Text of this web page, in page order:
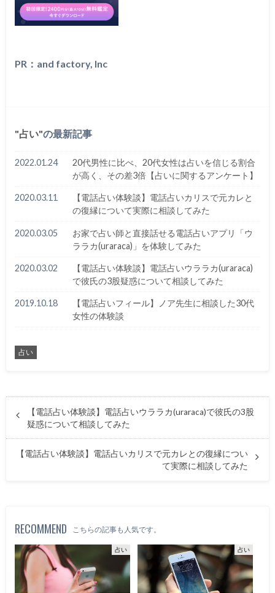
PR：and factory, Inc
占い の最新記事
2022.01.24
20代男性に比べ、20代女性は占いを信じる割合
が高く、その差3倍【占いに関するアンケート】
2020.03.11
【電話占い体験談】電話占いカリスで元カレと
の復縁について実際に相談してみた
2020.03.05
お家で占い師と直接話せる電話占いアプリ「ウ
ララカ(uraraca)」を体験してみた
2020.03.02
【電話占い体験談】電話占いウララカ(uraraca)
で彼氏の3股疑惑について相談してみた
2019.10.18
【電話占いフィール】ノア先生に相談した30代
女性の体験談
占い
【電話占い体験談】電話占いウララカ(uraraca)で彼氏の3股
疑惑について相談してみた
【電話占い体験談】電話占いカリスで元カレとの復縁につい
て実際に相談してみた
RECOMMEND こちらの記事も人気です。
占い 占い